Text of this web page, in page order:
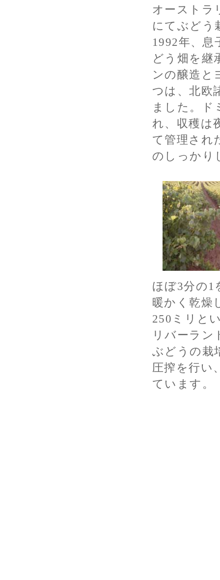
オーストラ
にてぶどう
1992年、
どう畑を継
ンの醸造と
つは、北欧
ました。ド
れ、収穫は
て管理され
のしっかり
ほぼ3分の1
暖かく乾燥
250ミリと
リバーラン
ぶどうの栽
圧搾を行い
ています。